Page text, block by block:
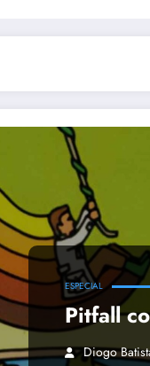
ESPECIAL
Pitfall
Diogo